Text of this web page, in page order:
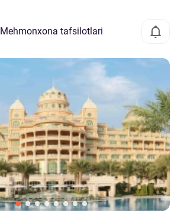
Mehmonxona tafsilotlari